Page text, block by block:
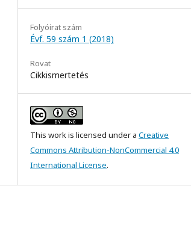
Folyóirat szám
Évf. 59 szám 1 (2018)
Rovat
Cikkismertetés
This work is licensed under a Creative
Commons Attribution-NonCommercial 4.0
International License.